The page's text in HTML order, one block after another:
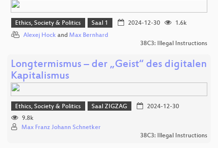
Ethics, Society & Politics Saal 1 2024-12-30
1.6k
Alexej Hock and Max Bernhard
38C3: Illegal Instructions
Longtermismus – der „Geist“ des digitalen
Kapitalismus
Ethics, Society & Politics Saal ZIGZAG
2024-12-30
9.8k
Max Franz Johann Schnetker
38C3: Illegal Instructions